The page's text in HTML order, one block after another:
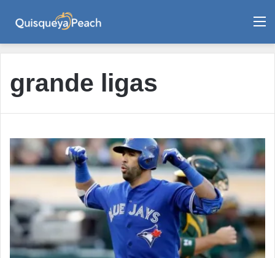
grande ligas